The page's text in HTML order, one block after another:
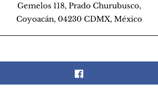
Gemelos 118, Prado Churubusco,
Coyoacán, 04230 CDMX, México
Teléfono
55 26 89 13 14